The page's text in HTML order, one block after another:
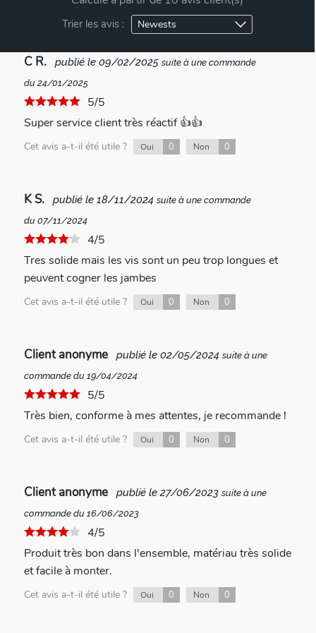
Trier les avis :
C R. publié le 09/02/2025 suite à une commande
du 24/01/2025
5/5
Super service client très réactif 👍👍
Cet avis a-t-il été utile ? Oui 0 Non 0
K S. publié le 18/11/2024 suite à une commande
du 07/11/2024
4/5
Tres solide mais les vis sont un peu trop longues et
peuvent cogner les jambes
Cet avis a-t-il été utile ? Oui 0 Non 0
Client anonyme publié le 02/05/2024 suite à une
commande du 19/04/2024
5/5
Très bien, conforme à mes attentes, je recommande !
Cet avis a-t-il été utile ? Oui 0 Non 0
Client anonyme publié le 27/06/2023 suite à une
commande du 16/06/2023
4/5
Produit très bon dans l'ensemble, matériau très solide
et facile à monter.
Cet avis a-t-il été utile ? Oui 0 Non 0